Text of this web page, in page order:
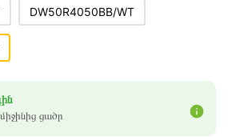
DW50R4050BB/WT
ցածր